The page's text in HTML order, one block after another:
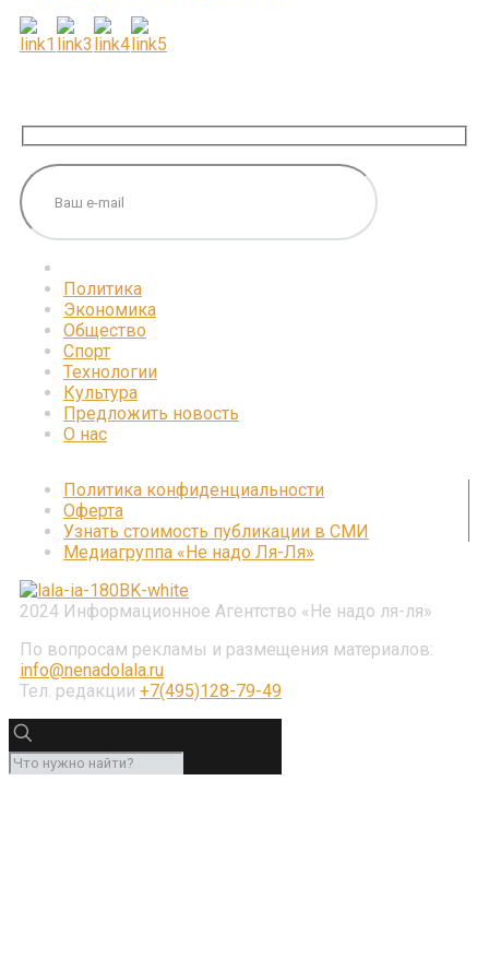
Политика
Экономика
Общество
Спорт
Технологии
Культура
Предложить новость
О нас
2024 Информационное Агентство «Не надо ля-ля»
По вопросам рекламы и размещения материалов:
info@nenadolala.ru
Тел. редакции +7(495)128-79-49
Политика конфиденциальности
Оферта
Узнать стоимость публикации в СМИ
Медиагруппа «Не надо Ля-Ля»